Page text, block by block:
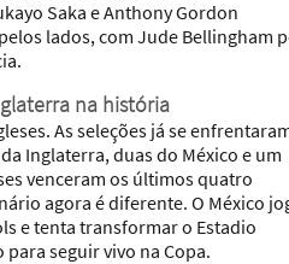
Saka e Anthony Gordon
lados, com Jude Bellingham
na história
As seleções já se
Inglaterra, duas do México e um
venceram os últimos quatro
agora é diferente. O México
e tenta transformar o Estadio
seguir vivo na Copa.